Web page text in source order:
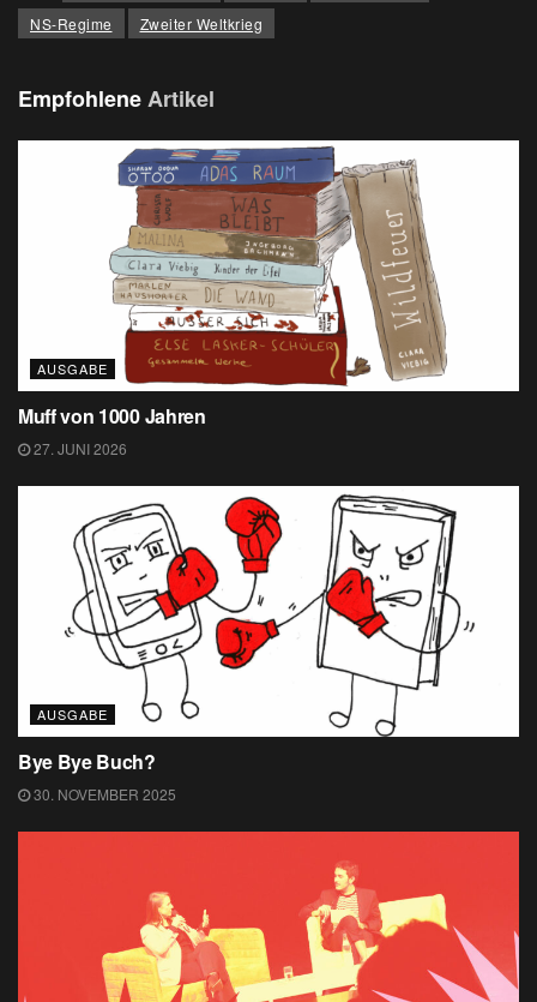
NS-Regime Zweiter Weltkrieg
EmpfohleneArtikel
AUSGABE
Muff von 1000 Jahren
27. JUNI 2026
AUSGABE
Bye Bye Buch?
30. NOVEMBER 2025